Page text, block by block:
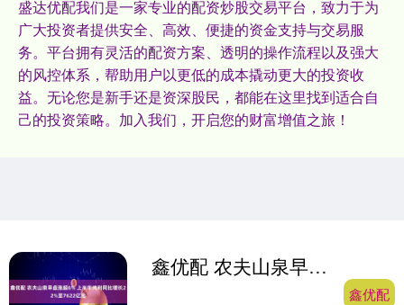
盛达优配我们是一家专业的配资炒股交易平台，致力于为
广大投资者提供安全、高效、便捷的资金支持与交易服
务。平台拥有灵活的配资方案、透明的操作流程以及强大
的风控体系，帮助用户以更低的成本撬动更大的投资收
益。无论您是新手还是资深股民，都能在这里找到适合自
己的投资策略。加入我们，开启您的财富增值之旅！
鑫优配 农夫山泉早盘涨超6% 上半年纯利同比增长22%至7622亿元
鑫优配